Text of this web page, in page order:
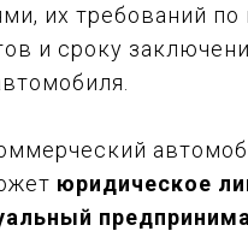
их требований по
и сроку
юридическое